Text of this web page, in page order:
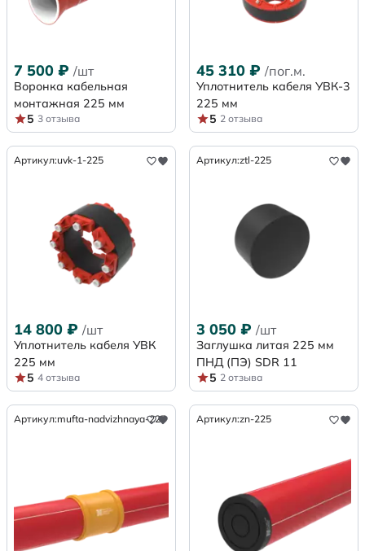
7 500 ₽ /шт
Воронка кабельная
монтажная 225 мм
5 3 отзыва
45 310 ₽ /пог.м.
Уплотнитель кабеля УВК-3
225 мм
5 2 отзыва
Артикул:uvk-1-225
14 800 ₽ /шт
Уплотнитель кабеля УВК
225 мм
5 4 отзыва
Артикул:ztl-225
3 050 ₽ /шт
Заглушка литая 225 мм
ПНД (ПЭ) SDR 11
5 2 отзыва
Артикул:mufta-nadvizhnaya-225 Артикул:zn-225